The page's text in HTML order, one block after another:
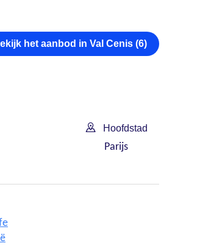
het aanbod in Val Cenis (6)
Hoofdstad
Parijs